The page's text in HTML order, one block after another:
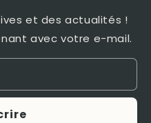
et des actualités !
avec votre e-mail.